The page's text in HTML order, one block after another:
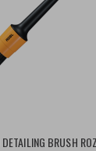
BRUSH